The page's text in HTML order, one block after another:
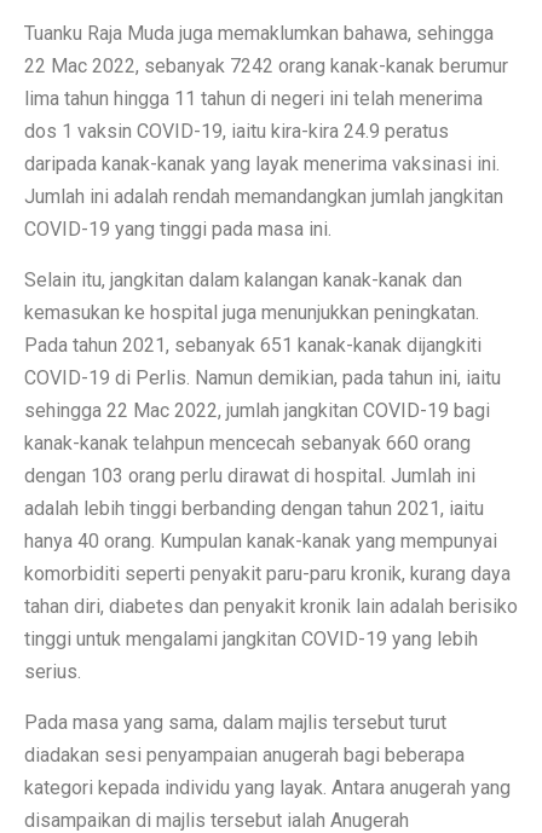
Tuanku Raja Muda juga memaklumkan bahawa, sehingga
22 Mac 2022, sebanyak 7242 orang kanak-kanak berumur
lima tahun hingga 11 tahun di negeri ini telah menerima
dos 1 vaksin COVID-19, iaitu kira-kira 24.9 peratus
daripada kanak-kanak yang layak menerima vaksinasi ini.
Jumlah ini adalah rendah memandangkan jumlah jangkitan
COVID-19 yang tinggi pada masa ini.
Selain itu, jangkitan dalam kalangan kanak-kanak dan
kemasukan ke hospital juga menunjukkan peningkatan.
Pada tahun 2021, sebanyak 651 kanak-kanak dijangkiti
COVID-19 di Perlis. Namun demikian, pada tahun ini, iaitu
sehingga 22 Mac 2022, jumlah jangkitan COVID-19 bagi
kanak-kanak telahpun mencecah sebanyak 660 orang
dengan 103 orang perlu dirawat di hospital. Jumlah ini
adalah lebih tinggi berbanding dengan tahun 2021, iaitu
hanya 40 orang. Kumpulan kanak-kanak yang mempunyai
komorbiditi seperti penyakit paru-paru kronik, kurang daya
tahan diri, diabetes dan penyakit kronik lain adalah berisiko
tinggi untuk mengalami jangkitan COVID-19 yang lebih
serius.
Pada masa yang sama, dalam majlis tersebut turut
diadakan sesi penyampaian anugerah bagi beberapa
kategori kepada individu yang layak. Antara anugerah yang
disampaikan di majlis tersebut ialah Anugerah